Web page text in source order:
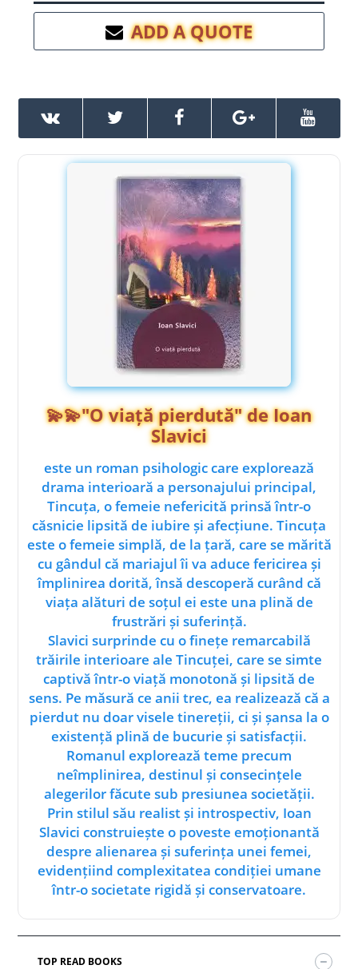
ADD A QUOTE
💫💫"O viață pierdută" de Ioan
Slavici
este un roman psihologic care explorează
drama interioară a personajului principal,
Tincuța, o femeie nefericită prinsă într-o
căsnicie lipsită de iubire și afecțiune. Tincuța
este o femeie simplă, de la țară, care se mărită
cu gândul că mariajul îi va aduce fericirea și
împlinirea dorită, însă descoperă curând că
viața alături de soțul ei este una plină de
frustrări și suferință.
Slavici surprinde cu o finețe remarcabilă
trăirile interioare ale Tincuței, care se simte
captivă într-o viață monotonă și lipsită de
sens. Pe măsură ce anii trec, ea realizează că a
pierdut nu doar visele tinereții, ci și șansa la o
existență plină de bucurie și satisfacții.
Romanul explorează teme precum
neîmplinirea, destinul și consecințele
alegerilor făcute sub presiunea societății.
Prin stilul său realist și introspectiv, Ioan
Slavici construiește o poveste emoționantă
despre alienarea și suferința unei femei,
evidențiind complexitatea condiției umane
într-o societate rigidă și conservatoare.
TOP READ BOOKS